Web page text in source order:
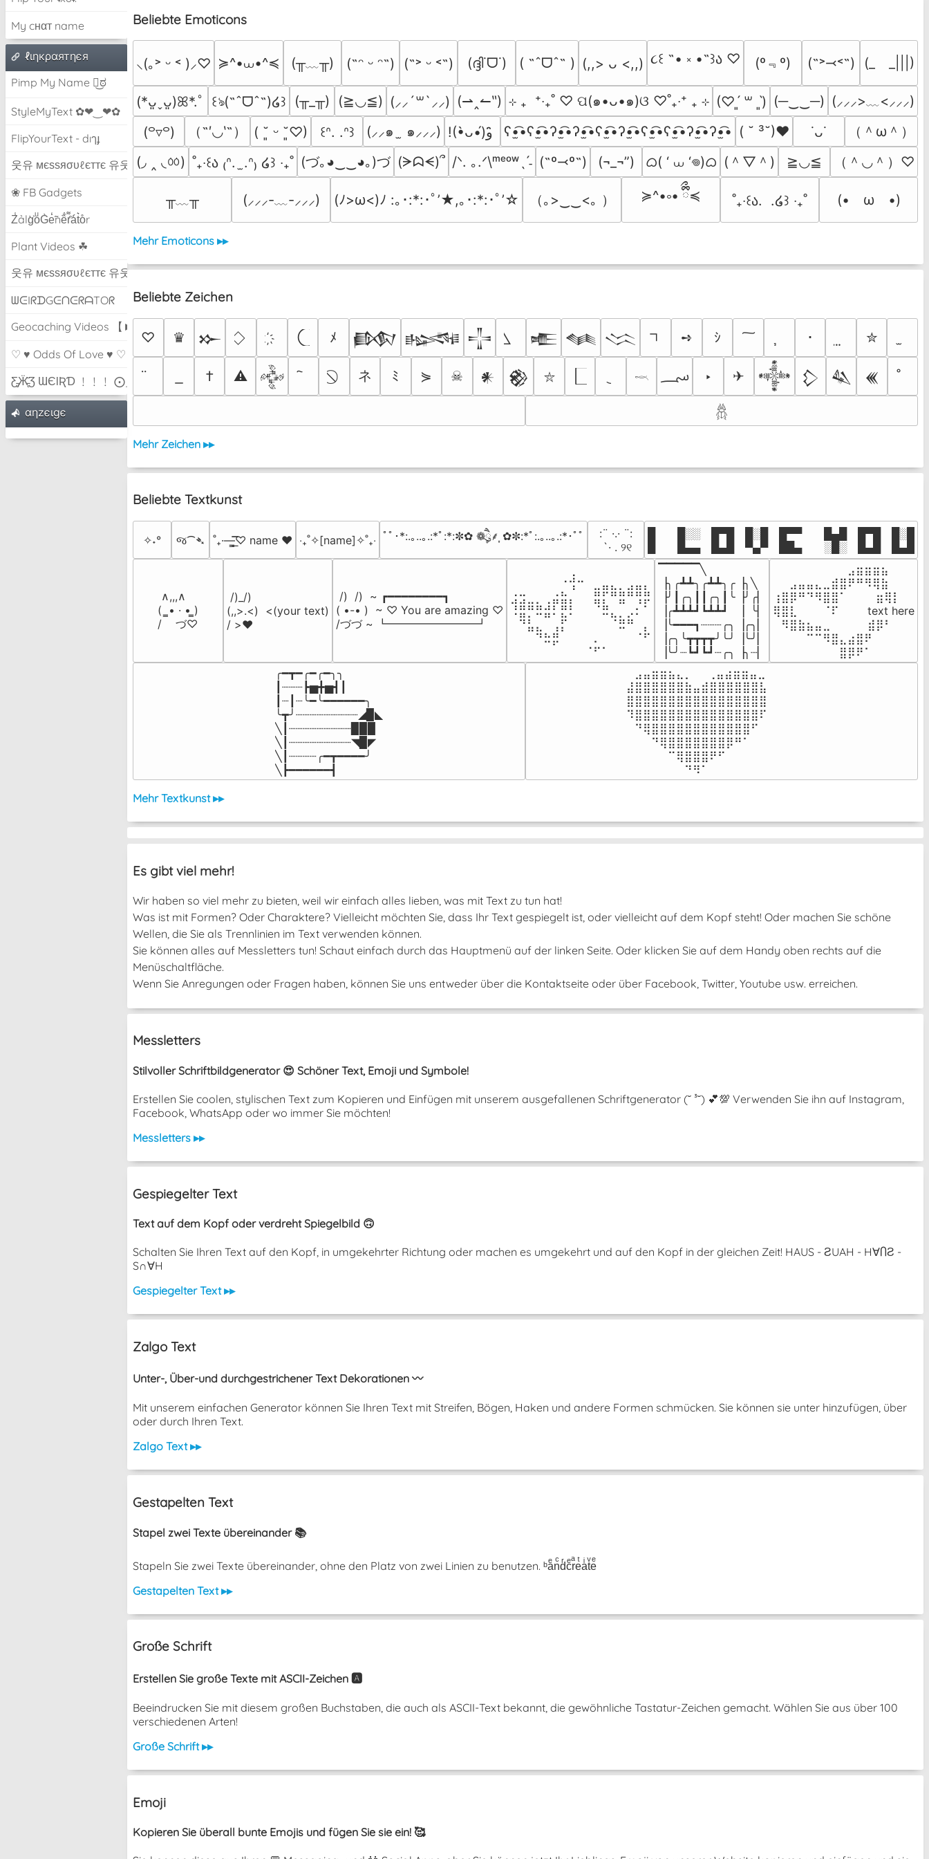
My cнαт name
ℓιηкραятηєя
Pimp My Name ಠ͜ಠ
StyleMyText ✿❤‿❤✿
FlipYourText - dıๅɟ
웃유 мєѕѕяσυℓєттє 유웃
❀ FB Gadgets
Z̾ảlg̀͐oͧG̀e̒̃nȅ̐r͌̑á͑t͛o̊r
Plant Videos ☘
웃유 мєѕѕяσυℓєттє 유웃
ᗯᕮIᖇᗪGᕮᑎᕮᖇᗩTOᖇ
Geocaching Videos 【►】
♡ ♥ Odds Of Love ♥ ♡
Ƹ̵̡Ӝ̵̨̄Ʒ ƜЄƖƦƊ ﹗﹗﹗ ⨀_⨀
αηzєιgє
Beliebte Emoticons
⸜(｡˃ ᵕ ˂ )⸝♡ ≽^•⩊•^≼ (╥﹏╥) (˶ᵔ ᵕ ᵔ˶) (˶˃ ᵕ ˂˶) (ദ്ദി˙ᗜ˙) ( ˶ˆᗜˆ˵ ) (,,> ᴗ <,,) ૮꒰ ˶• ༝ •˶꒱ა ♡ (º﹃º) (˶˃⤙˂˶) (_　_|||)
(*ᴗ͈ˬᴗ͈)ꕤ*.ﾟ ꒰ঌ(˶ˆᗜˆ˵)໒꒱ (╥_╥) (≧◡≦) (⸝⸝´꒳`⸝⸝) (⇀‸↼‶) ⊹ ₊  ⁺‧₊˚ ♡ ପ(๑•ᴗ•๑)ଓ ♡˚₊‧⁺ ₊ ⊹ (♡ˊ͈ ꒳ ˋ͈) (─‿‿─) (⸝⸝⸝>﹏<⸝⸝⸝)
(꒪▿꒪)
（˶′◡‵˶） ( ˘͈ ᵕ ˘͈♡) ꒰ᐢ. .ᐢ꒱ (⸝⸝๑  ̫ ๑⸝⸝⸝) ʕ•̫͡•ʕ•̫͡•ʔ•̫͡•ʔ•̫͡•ʕ•̫͡•ʔ•̫͡•ʕ•̫͡•ʕ•̫͡•ʔ•̫͡•ʔ•̫͡• ( ˘ ³˘)♥ ˙ᴗ˙
（＾ω＾）
(◞ ‸ ◟ㆀ) ˚₊‧꒰ა ₍ᐢ.  ̫.ᐢ₎ ໒꒱ ‧₊˚ (づ｡◕‿‿◕｡)づ (ᗒᗣᗕ)՞ /ᐠ. ｡.ᐟ\ᵐᵉᵒʷˎˊ˗ (˶º⤙º˶) (¬_¬”) ᜊ( ‘ ⩊ ‘𖦹)ᜊ (＾▽＾) ≧◡≦ （＾◡＾）♡
╥﹏╥ (⸝⸝⸝-﹏-⸝⸝⸝) (ﾉ>ω<)ﾉ :｡･:*:･ﾟ’★,｡･:*:･ﾟ’☆ （｡>‿‿<｡ ） ≽^•༚• ྀིྀ≼ ˚₊‧꒰ა.  .໒꒱ ‧₊˚ (•　ω　•)
Mehr Emoticons ▸▸
Beliebte Zeichen
♡ ♛ 𒁍 ﾒ 𒁃 𒈙 𒋲 𒍫 𒈝 𒈱 ➺ ｼ ･ ✮
† ⚠ 𒅒 ネ ﾐ ⋟ ☠ 𒀭 𒆙 ⛥ 𓎖 ؄ ‣ ✈ 𒀱 𒁷 𒈑 𒌍
𓆣
Mehr Zeichen ▸▸
Beliebte Textkunst
✧˖° જ⁀➴ ˚₊·—̳͟͞͞♡ name ♥️ ‎‧₊˚✧[name]✧˚₊‧ ﾟﾟ･*:.｡..｡.:*ﾟ:*:✼✿ ❁ཻུ۪۪⸙͎ ✿✼:*ﾟ:.｡..｡.:*･ﾟﾟ
⠀:¨ ·.· ¨:⠀
⠀ `· . ୨୧⠀
█  █░░ █▀█ █░█ █▀▀  █▄█ █▀█ █░█
█  █▄▄ █▄█ ▀▄▀ ██▄  ░█░ █▄█ █▄█
∧,,,∧
(  ̳• · • ̳)
/    づ♡
/)_/)
(,,>.<)  <(your text)
/ >❤️
/)  /)  ~ ┏━━━━━━━━┓
( •-• )  ~ ♡ You are amazing ♡
/づづ ~ ┗━━━━━━━━┛
⠀⠀⠀⠀⠀⠀⢀⣰⣀⠀⠀⠀⠀⠀⠀⠀⠀
⢀⣀⠀⠀⠀⢀⣄⠘⠀⠀⣶⡿⣷⣦⣾⣿⣧
⢺⣾⣶⣦⣰⡟⣿⡇⠀⠀⠻⣧⠀⠛⠀⡘⠏
⠈⢿⡆⠉⠛⠁⡷⠁⠀⠀⠀⠉⠳⣦⣮⠁⠀
⠀⠀⠛⢷⣄⣼⠃⠀⠀⠀⠀⠀⠀⠉⠀⠠⡧
⠀⠀⠀⠀⠉⠋⠀⠀⠀⠠⡥⠄⠀⠀⠀⠀⠀
▔▔▔▔▔╲
▕╮╭┻┻╮╭┻┻╮╭▕╮╲
▕╯┃╭╮┃┃╭╮┃╰▕╯╭▏
▕╭┻┻┻┛┗┻┻┛  ▕  ╰▏
▕╰━━━┓┈┈┈╭╮▕╭╮▏
▕╭╮╰┳┳┳┳╯╰╯▕╰╯▏
▕╰╯┈┗┛┗┛┈╭╮▕╮┈▏
⠀⠀⠀⠀⠀⠀⠀⠀⠀⣠⣶⣶⣶⣦⠀⠀
⠀⠀⣠⣤⣤⣄⣀⣾⣿⠟⠛⠻⢿⣷⠀
⢰⣿⡿⠛⠙⠻⣿⣿⠁⠀⠀ ⠀⣶⢿⡇
⢿⣿⣇⠀⠀⠀⠈⠏⠀⠀⠀ text here
⠀⠻⣿⣷⣦⣤⣀⠀⠀⠀ ⠀⣾⡿⠃⠀
⠀⠀⠀⠀⠉⠉⠻⣿⣄⣴⣿⠟⠀⠀⠀
⠀⠀⠀⠀⠀⠀⠀⠀⣿⡿⠟⠁⠀⠀⠀
╭━┳━╭━╭━╮╮
┃┈┈┈┣▅╋▅┫┃
┃┈┃┈╰━╰━━━━━━╮
╰┳╯┈┈┈┈┈┈┈┈┈◢▉◣
╲┃┈┈┈┈┈┈┈┈┈▉▉▉
╲┃┈┈┈┈┈┈┈┈┈◥▉◤
╲┃┈┈┈┈╭━┳━━━━╯
╲┣━━━━━━┫﻿
⠀⣠⣤⣶⣶⣦⣄⡀  ⠀⢀⣤⣴⣶⣶⣤⣀⠀
⣼⣿⣿⣿⣿⣿⣿⣷⣤⣾⣿⣿⣿⣿⣿⣿⣧
⣿⣿⣿⣿⣿⣿⣿⣿⣿⣿⣿⣿⣿⣿⣿⣿⣿
⠹⣿⣿⣿⣿⣿⣿⣿⣿⣿⣿⣿⣿⣿⣿⣿⠏
⠀⠙⢿⣿⣿⣿⣿⣿⣿⣿⣿⣿⣿⣿⣿⠋⠀
⠀⠀⠀⠙⢿⣿⣿⣿⣿⣿⣿⣿⡿⠛⠁⠀⠀
⠀⠀⠀⠀⠀⠉⢿⣿⣿⣿⠟⠋⠀⠀⠀⠀⠀
⠀⠀⠀⠀⠀⠀⠀⠙⠻⠁⠀⠀⠀⠀⠀⠀⠀⠀⠀⠀⠀⠀⠀
Mehr Textkunst ▸▸
Es gibt viel mehr!
Wir haben so viel mehr zu bieten, weil wir einfach alles lieben, was mit Text zu tun hat!
Was ist mit Formen? Oder Charaktere? Vielleicht möchten Sie, dass Ihr Text gespiegelt ist, oder vielleicht auf dem Kopf steht! Oder machen Sie schöne
Wellen, die Sie als Trennlinien im Text verwenden können.
Sie können alles auf Messletters tun! Schaut einfach durch das Hauptmenü auf der linken Seite. Oder klicken Sie auf dem Handy oben rechts auf die
Menüschaltfläche.
Wenn Sie Anregungen oder Fragen haben, können Sie uns entweder über die Kontaktseite oder über Facebook, Twitter, Youtube usw. erreichen.
Messletters
Stilvoller Schriftbildgenerator 😍 Schöner Text, Emoji und Symbole!
Erstellen Sie coolen, stylischen Text zum Kopieren und Einfügen mit unserem ausgefallenen Schriftgenerator (˘ ³˘) 💕💯 Verwenden Sie ihn auf Instagram,
Facebook, WhatsApp oder wo immer Sie möchten!
Messletters ▸▸
Gespiegelter Text
Text auf dem Kopf oder verdreht Spiegelbild 🙃
Schalten Sie Ihren Text auf den Kopf, in umgekehrter Richtung oder machen es umgekehrt und auf den Kopf in der gleichen Zeit! HAUS - ƧUAH - H∀ႶƧ -
S∩∀H
Gespiegelter Text ▸▸
Zalgo Text
Unter-, Über-und durchgestrichener Text Dekorationen 〰️
Mit unserem einfachen Generator können Sie Ihren Text mit Streifen, Bögen, Haken und andere Formen schmücken. Sie können sie unter hinzufügen, über
oder durch Ihren Text.
Zalgo Text ▸▸
Gestapelten Text
Stapel zwei Texte übereinander 📚
Stapeln Sie zwei Texte übereinander, ohne den Platz von zwei Linien zu benutzen. ᵇaͤnͨdͬcͤrͣeͭaͥtͮeͤ
Gestapelten Text ▸▸
Große Schrift
Erstellen Sie große Texte mit ASCII-Zeichen 🅰️
Beeindrucken Sie mit diesem großen Buchstaben, die auch als ASCII-Text bekannt, die gewöhnliche Tastatur-Zeichen gemacht. Wählen Sie aus über 100
verschiedenen Arten!
Große Schrift ▸▸
Emoji
Kopieren Sie überall bunte Emojis und fügen Sie sie ein! 🥰